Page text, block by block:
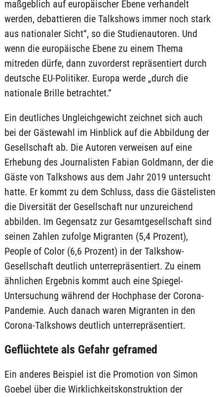
maßgeblich auf europäischer Ebene verhandelt
werden, debattieren die Talkshows immer noch stark
aus nationaler Sicht“, so die Studienautoren. Und
wenn die europäische Ebene zu einem Thema
mitreden dürfe, dann zuvorderst repräsentiert durch
deutsche EU-Politiker. Europa werde „durch die
nationale Brille betrachtet.“
Ein deutliches Ungleichgewicht zeichnet sich auch
bei der Gästewahl im Hinblick auf die Abbildung der
Gesellschaft ab. Die Autoren verweisen auf eine
Erhebung des Journalisten Fabian Goldmann, der die
Gäste von Talkshows aus dem Jahr 2019 untersucht
hatte. Er kommt zu dem Schluss, dass die Gästelisten
die Diversität der Gesellschaft nur unzureichend
abbilden. Im Gegensatz zur Gesamtgesellschaft sind
seinen Zahlen zufolge Migranten (5,4 Prozent),
People of Color (6,6 Prozent) in der Talkshow-
Gesellschaft deutlich unterrepräsentiert. Zu einem
ähnlichen Ergebnis kommt auch eine Spiegel-
Untersuchung während der Hochphase der Corona-
Pandemie. Auch danach waren Migranten in den
Corona-Talkshows deutlich unterrepräsentiert.
Geflüchtete als Gefahr geframed
Ein anderes Beispiel ist die Promotion von Simon
Goebel über die Wirklichkeitskonstruktion der